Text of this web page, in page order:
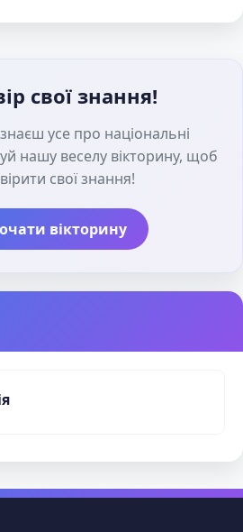
свої знання!
усе про національні
нашу веселу вікторину, щоб
свої знання!
вікторину